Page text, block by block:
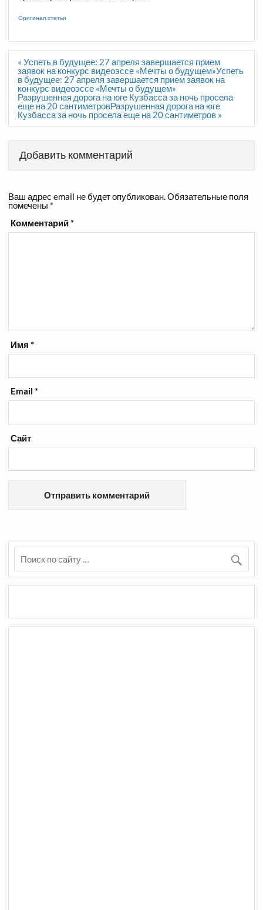
Оригинал статьи
Навигация
по
записям
« Успеть в будущее: 27 апреля завершается прием
заявок на конкурс видеоэссе «Мечты о будущем»Успеть
в будущее: 27 апреля завершается прием заявок на
конкурс видеоэссе «Мечты о будущем»
Разрушенная дорога на юге Кузбасса за ночь просела
еще на 20 сантиметровРазрушенная дорога на юге
Кузбасса за ночь просела еще на 20 сантиметров »
Добавить комментарий
Ваш адрес email не будет опубликован.Обязательные поля
помечены *
Комментарий*
Имя*
Email*
Сайт